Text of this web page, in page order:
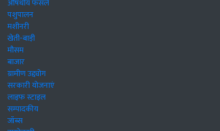
औषधीय फसलें
पशुपालन
मशीनरी
खेती-बाड़ी
मौसम
बाजार
ग्रामीण उद्द्योग
सरकारी योजनाएं
लाइफ स्टाइल
सम्पादकीय
जॉब्स